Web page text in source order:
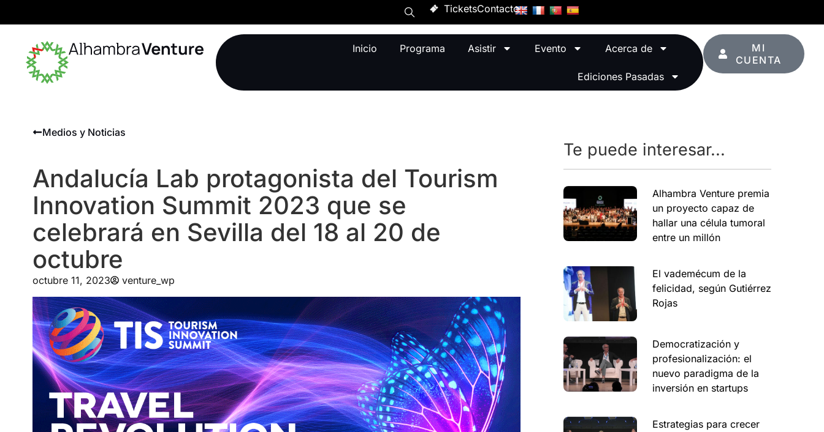
TicketsContacto
Inicio Programa Asistir Evento Acerca de
Ediciones Pasadas
MI
CUENTA
Medios y Noticias
Andalucía Lab protagonista del Tourism
Innovation Summit 2023 que se
celebrará en Sevilla del 18 al 20 de
octubre
octubre 11, 2023 venture_wp
Te puede interesar...
Alhambra Venture premia
un proyecto capaz de
hallar una célula tumoral
entre un millón
El vademécum de la
felicidad, según Gutiérrez
Rojas
Democratización y
profesionalización: el
nuevo paradigma de la
inversión en startups
Estrategias para crecer